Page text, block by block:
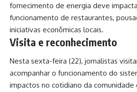
fornecimento de energia deve
funcionamento de restaurantes,
iniciativas econômicas locais.
Visita e reconhecimento
Nesta sexta-feira (22), jornalistas
acompanhar o funcionamento do
impactos no cotidiano da comunidade